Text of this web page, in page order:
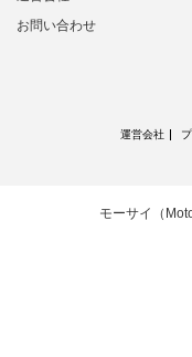
お問い合わせ
運営会社
モーサイ（